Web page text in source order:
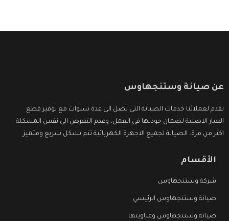
عن صيانة وستنجهاوس
نقدم لعملائنا خدمات الصيانة التى تصل الى عدة سنوات مع توفير قطع
الغيار الاصلية لضمان جودتها فى العمل، وعدم التعرض الى نفس المشكلة
اكثر من مرة، الصيانة لجميع الاجهزة الكهربائية تتم بشكل سريع ومتميز.
الأقسام
شركة وستنجهاوس
صيانة وستنجهاوس الرئيسي
صيانة وستنجهاوس وعناوينها